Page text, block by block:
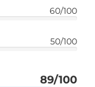
60/100
50/100
89/100